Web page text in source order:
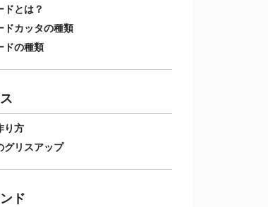
ドとは？
ドカッタの種類
ドの種類
り方
グリスアップ
ド